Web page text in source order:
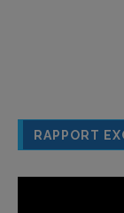
RAPPORT